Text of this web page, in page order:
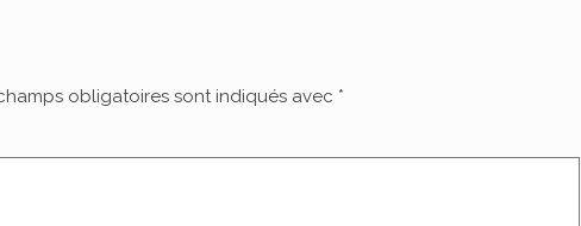
obligatoires sont indiqués avec *